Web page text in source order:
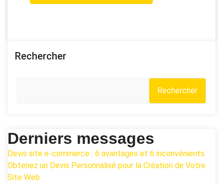
Rechercher
Rechercher
Derniers messages
Devis site e-commerce : 6 avantages et 6 inconvénients
Obtenez un Devis Personnalisé pour la Création de Votre
Site Web